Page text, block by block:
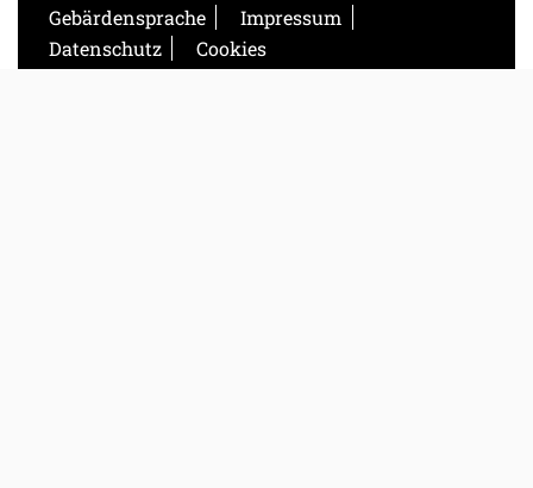
Gebärdensprache
Impressum
Datenschutz
Cookies